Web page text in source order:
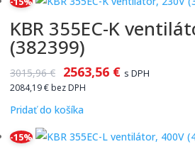
KBR 355EC-K
(382399)
3015,96€ 2563,56 € s DPH
2084,19€ bez DPH
Pridať do košíka
-15%